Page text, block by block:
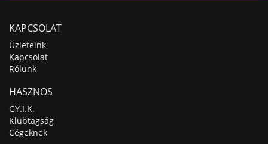
KAPCSOLAT
Üzleteink
Kapcsolat
Rólunk
HASZNOS
GY.I.K.
Klubtagság
Cégeknek